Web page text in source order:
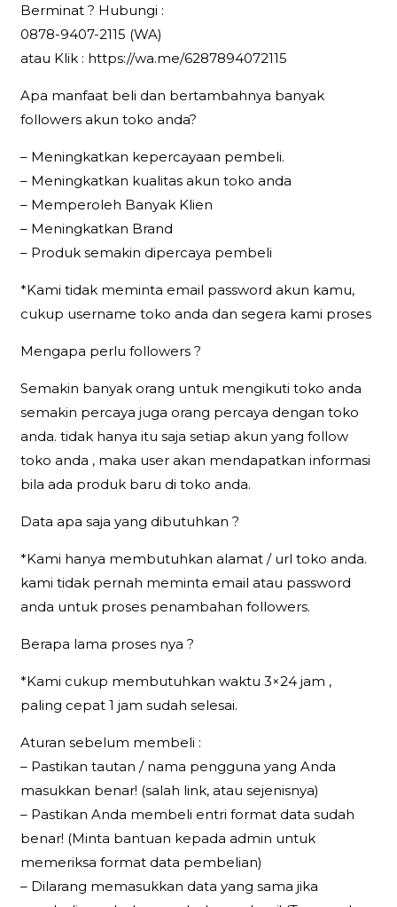
Berminat ? Hubungi :
0878-9407-2115 (WA)
atau Klik : https://wa.me/6287894072115
Apa manfaat beli dan bertambahnya banyak
followers akun toko anda?
– Meningkatkan kepercayaan pembeli.
– Meningkatkan kualitas akun toko anda
– Memperoleh Banyak Klien
– Meningkatkan Brand
– Produk semakin dipercaya pembeli
*Kami tidak meminta email password akun kamu,
cukup username toko anda dan segera kami proses
Mengapa perlu followers ?
Semakin banyak orang untuk mengikuti toko anda
semakin percaya juga orang percaya dengan toko
anda. tidak hanya itu saja setiap akun yang follow
toko anda , maka user akan mendapatkan informasi
bila ada produk baru di toko anda.
Data apa saja yang dibutuhkan ?
*Kami hanya membutuhkan alamat / url toko anda.
kami tidak pernah meminta email atau password
anda untuk proses penambahan followers.
Berapa lama proses nya ?
*Kami cukup membutuhkan waktu 3×24 jam ,
paling cepat 1 jam sudah selesai.
Aturan sebelum membeli :
– Pastikan tautan / nama pengguna yang Anda
masukkan benar! (salah link, atau sejenisnya)
– Pastikan Anda membeli entri format data sudah
benar! (Minta bantuan kepada admin untuk
memeriksa format data pembelian)
– Dilarang memasukkan data yang sama jika